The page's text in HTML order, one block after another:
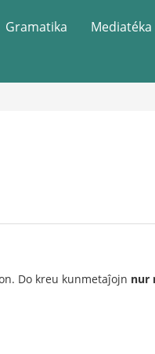
Gramatika Mediatéka
Do kreu kunmetaĵojn nur